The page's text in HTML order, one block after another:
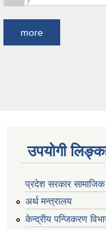
more
उपयोगी
प्रदेश सरकार
अर्थ मन्त्रालय
केन्द्रीय पन्जिकरण